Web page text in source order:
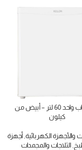
ثلاجة باب واحد 60 لتر – أبيض من
كيلون
والأجهزة الكهربائية,أجهزة
,الثلاجات والمجمدات